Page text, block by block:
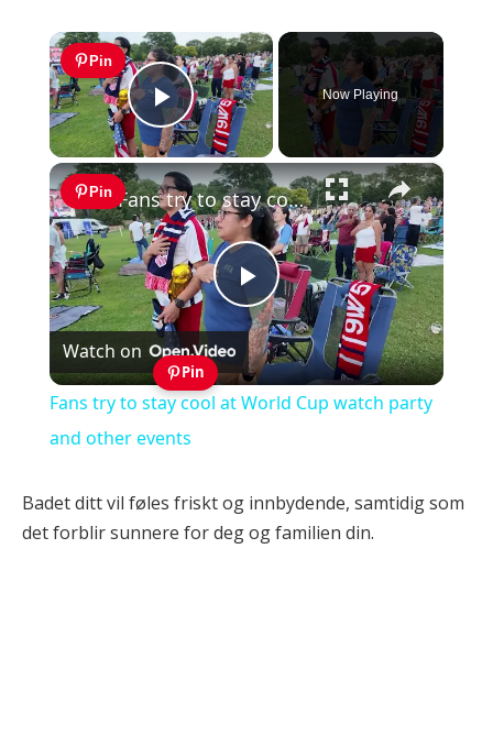
×
Pin
Play Video
Now Playing
×
Pin
Play
Video
Fans try to stay cool at World Cup watch party and other events
Watch on
Pin
Fans try to stay cool at World Cup watch party
and other events
Badet ditt vil føles friskt og innbydende, samtidig som
det forblir sunnere for deg og familien din.